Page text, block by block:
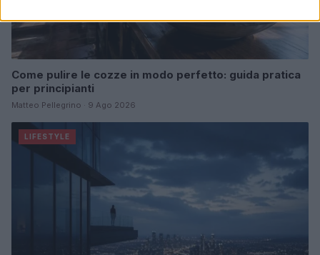
Come pulire le cozze in modo perfetto: guida pratica
per principianti
Matteo Pellegrino · 9 Ago 2026
LIFESTYLE